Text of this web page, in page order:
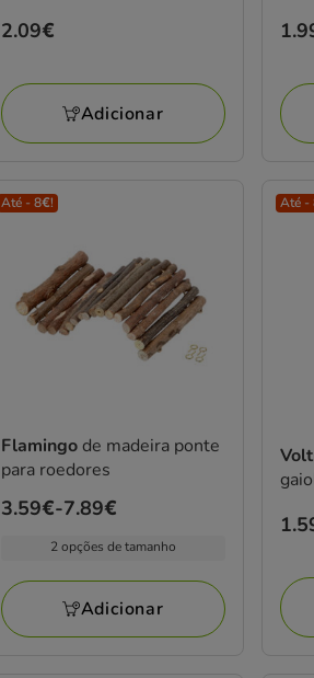
Preço
2.09€
Adicionar
Até - 8€!
Flamingode madeira ponte
para roedores
Preço
a
7.89€
3.59€-7.89€
2 opções de tamanho
Adicionar
Até -